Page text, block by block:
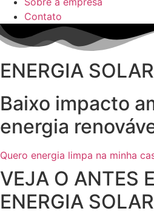
Contato
ENERGIA
Baixo impacto
energia
Quero energia limpa na minha
VEJA O ANTES
ENERGIA SOLAR